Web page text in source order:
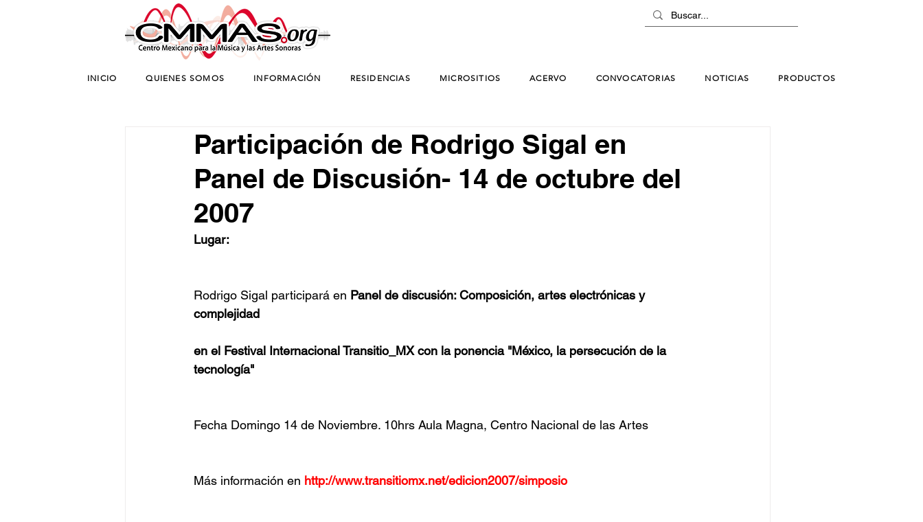
INICIO QUIENES SOMOS INFORMACIÓN RESIDENCIAS MICROSITIOS ACERVO CONVOCATORIAS NOTICIAS PRODUCTOS
Participación de Rodrigo Sigal en
Panel de Discusión- 14 de octubre del
2007
Lugar:
Rodrigo Sigal participará en Panel de discusión: Composición, artes electrónicas y
complejidad
en el Festival Internacional Transitio_MX con la ponencia "México, la persecución de la
tecnología"
Fecha Domingo 14 de Noviembre. 10hrs Aula Magna, Centro Nacional de las Artes
Más información en http://www.transitiomx.net/edicion2007/simposio